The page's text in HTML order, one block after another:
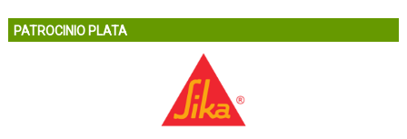
PATROCINIO PLATA